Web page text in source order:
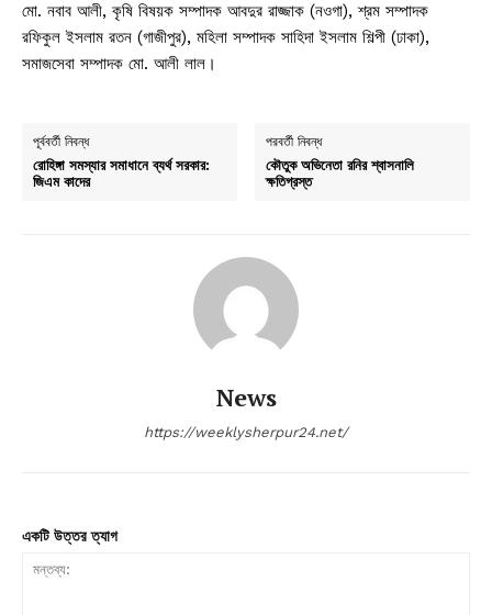
মো. নবাব আলী, কৃষি বিষয়ক সম্পাদক আবদুর রাজ্জাক (নওগা), শ্রম সম্পাদক
রফিকুল ইসলাম রতন (গাজীপুর), মহিলা সম্পাদক সাহিদা ইসলাম শিল্পী (ঢাকা),
সমাজসেবা সম্পাদক মো. আলী লাল।
পূর্ববর্তী নিবন্ধ
রোহিঙ্গা সমস্যার সমাধানে ব্যর্থ সরকার:
জিএম কাদের
পরবর্তী নিবন্ধ
কৌতুক অভিনেতা রনির শ্বাসনালি
ক্ষতিগ্রস্ত
News
https://weeklysherpur24.net/
একটি উত্তর ত্যাগ